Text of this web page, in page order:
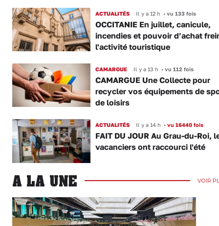
ACTUALITÉS Il y a 12 h •vu 133 fois
OCCITANIE En juillet, canicule,
incendies et pouvoir d’achat
l'activité touristique
CAMARGUE Il y a 13 h •vu 112 fois
CAMARGUE Une Collecte pour
recycler vos équipements de
de loisirs
ACTUALITÉS Il y a 14 h •vu 16440 fois
FAIT DU JOUR Au Grau-du-Roi,
vacanciers ont raccourci l'été
A LA UNE VOIR